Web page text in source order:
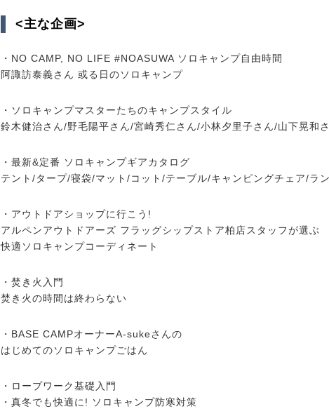
<主な企画>
・NO CAMP, NO LIFE #NOASUWA ソロキャンプ自由時間
阿諏訪泰義さん 或る日のソロキャンプ
・ソロキャンプマスターたちのキャンプスタイル
鈴木健治さん/野毛陽平さん/宮崎秀仁さん/小林夕里子さん/山下晃和
・最新&定番 ソロキャンプギアカタログ
テント/タープ/寝袋/マット/コット/テーブル/キャンピングチェア/ラ
・アウトドアショップに行こう!
アルペンアウトドアーズ フラッグシップストア柏店スタッフが選ぶ
快適ソロキャンプコーディネート
・焚き火入門
焚き火の時間は終わらない
・BASE CAMPオーナーA-sukeさんの
はじめてのソロキャンプごはん
・ロープワーク基礎入門
・真冬でも快適に! ソロキャンプ防寒対策